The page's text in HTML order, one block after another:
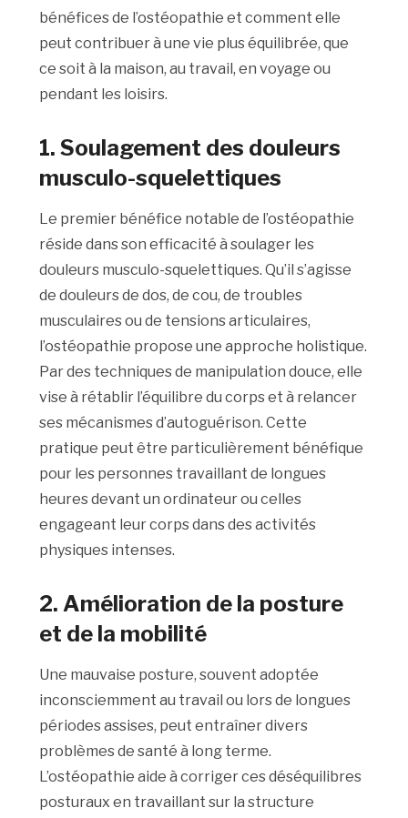
bénéfices de l’ostéopathie et comment elle
peut contribuer à une vie plus équilibrée, que
ce soit à la maison, au travail, en voyage ou
pendant les loisirs.
1. Soulagement des douleurs
musculo-squelettiques
Le premier bénéfice notable de l’ostéopathie
réside dans son efficacité à soulager les
douleurs musculo-squelettiques. Qu’il s’agisse
de douleurs de dos, de cou, de troubles
musculaires ou de tensions articulaires,
l’ostéopathie propose une approche holistique.
Par des techniques de manipulation douce, elle
vise à rétablir l’équilibre du corps et à relancer
ses mécanismes d’autoguérison. Cette
pratique peut être particulièrement bénéfique
pour les personnes travaillant de longues
heures devant un ordinateur ou celles
engageant leur corps dans des activités
physiques intenses.
2. Amélioration de la posture
et de la mobilité
Une mauvaise posture, souvent adoptée
inconsciemment au travail ou lors de longues
périodes assises, peut entraîner divers
problèmes de santé à long terme.
L’ostéopathie aide à corriger ces déséquilibres
posturaux en travaillant sur la structure